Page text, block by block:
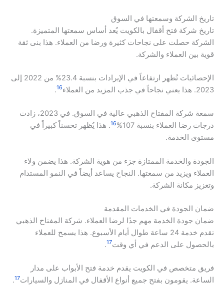
تاريخ الشركة وسمعتها في السوق
تاريخ شركة فتح أقفال بالكويت يُعد أساس سمعتها المتميزة.
الشركة حصلت على نجاحات كثيرة ورضا من العملاء. هذا بنى ثقة
قوية بين العملاء والشركة.
الإحصائيات تُظهر ارتفاعاً في الإيرادات بنسبة 23.4% من 2022 إلى
2023. هذا يعني نجاحاً في جذب المزيد من العملاء
16
.
سمعة شركة المفتاح الذهبي عالية في السوق. في 2023، زادت
درجات رضا العملاء بنسبة 107%
16. هذا يُظهر تحسناً كبيراً في
مستوى الخدمة.
الجودة والخدمة الممتازة جزء من هوية الشركة. هذا يضمن ولاء
العملاء ويزيد من سمعتها. النجاح يساعد أيضاً في النمو المستدام
وتعزيز مكانة الشركة.
ضمان الجودة في الخدمات المقدمة
ضمان جودة الخدمة مهم جدًا لرضا العملاء. شركة المفتاح الذهبي
تقدم خدمة 24 ساعة طوال أيام الأسبوع. هذا يسمح للعملاء
بالحصول على الدعم في أي وقت17
.
فريق متخصص في الكويت يقدم خدمة فتح الأبواب على مدار
الساعة. يقومون بفتح جميع أنواع الأقفال في المنازل والسيارات17
.